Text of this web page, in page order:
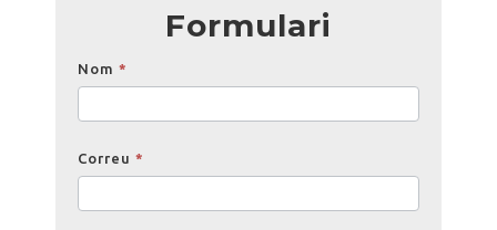
Formulari
Opinions
Nom *
Correu *